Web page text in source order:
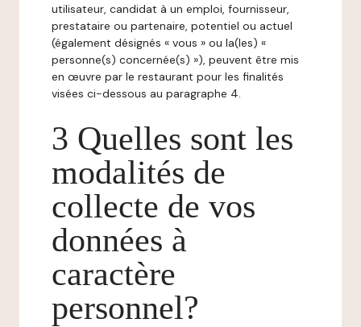
utilisateur, candidat à un emploi, fournisseur,
prestataire ou partenaire, potentiel ou actuel
(également désignés « vous » ou la(les) «
personne(s) concernée(s) »), peuvent être mis
en œuvre par le restaurant pour les finalités
visées ci-dessous au paragraphe 4.
3 Quelles sont les
modalités de
collecte de vos
données à
caractère
personnel?